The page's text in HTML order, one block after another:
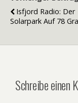
Isfjord Radio: Der
Solarpark Auf 78
Schreibe einen